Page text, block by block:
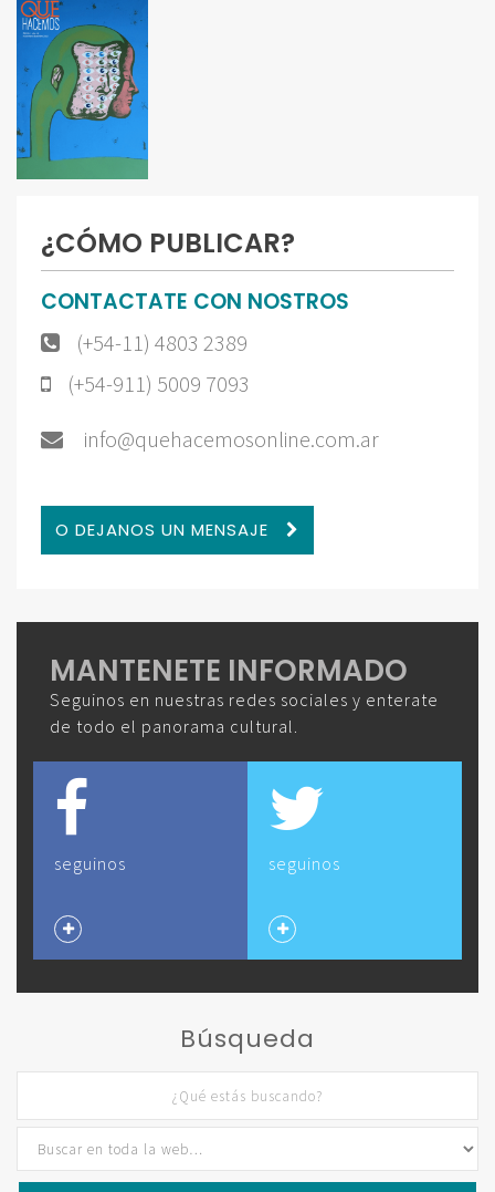
¿CÓMO PUBLICAR?
CONTACTATE CON NOSTROS
(+54-11) 4803 2389
(+54-911) 5009 7093
info@quehacemosonline.com.ar
O DEJANOS UN MENSAJE
MANTENETE INFORMADO
Seguinos en nuestras redes sociales y enterate
de todo el panorama cultural.
seguinos seguinos
Búsqueda